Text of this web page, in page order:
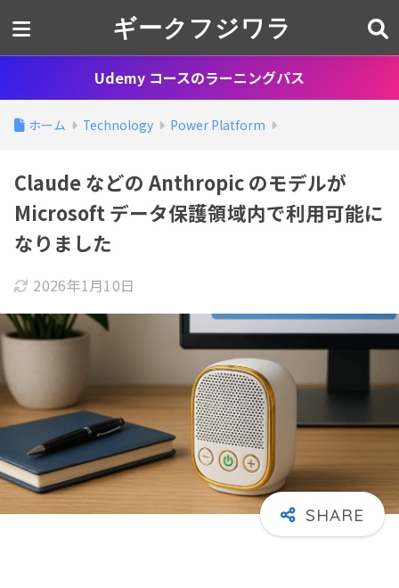
ギークフジワラ
Udemy コースのラーニングパス
ホーム Technology Power Platform
Claude などの Anthropic のモデルが
Microsoft データ保護領域内で利用可能に
なりました
2026年1月10日